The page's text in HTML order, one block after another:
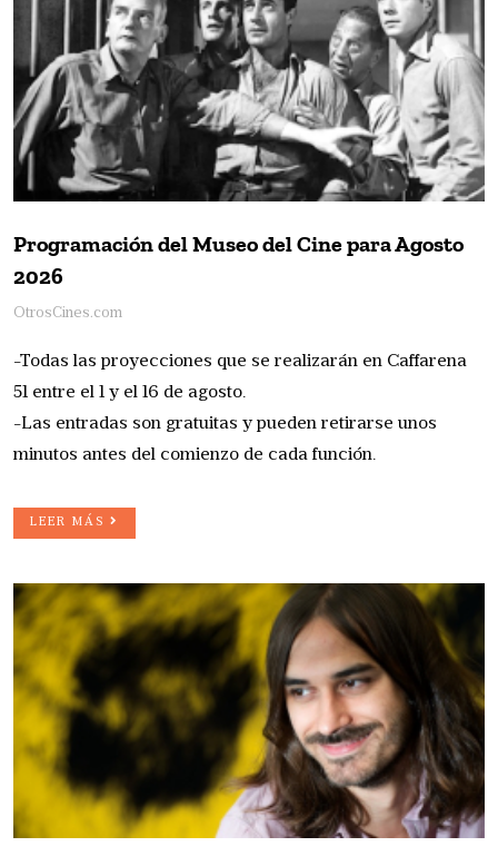
Programación del Museo del Cine para Agosto
2026
OtrosCines.com
-Todas las proyecciones que se realizarán en Caffarena
51 entre el 1 y el 16 de agosto.
-Las entradas son gratuitas y pueden retirarse unos
minutos antes del comienzo de cada función.
LEER MÁS